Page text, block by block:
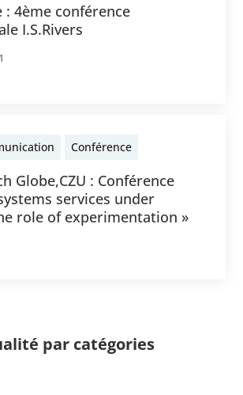
: 4ème conférence
I.S.Rivers
Conférence
Globe,CZU : Conférence
services under
role of experimentation »
par catégories